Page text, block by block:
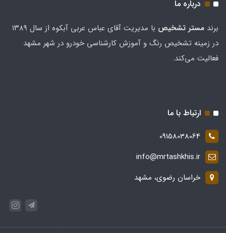
درباره ما
برند مستر تشخيص
با مدیریت آقای عباس عربی آبکوه از سال ۱۳۸۹
در زمینه تشخیص رنگ و آموزش کارشناسی خودرو در شهر مشهد
فعالیت می‌کند.
ارتباط با ما
09158038064
info@mrtashkhis.ir
خراسان رضوی، مشهد